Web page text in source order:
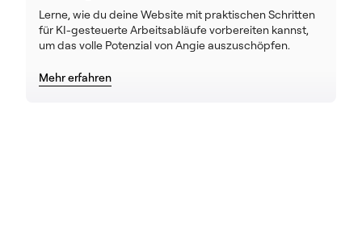
Lerne, wie du deine Website mit praktischen Schritten
für KI-gesteuerte Arbeitsabläufe vorbereiten kannst,
um das volle Potenzial von Angie auszuschöpfen.
Mehr erfahren